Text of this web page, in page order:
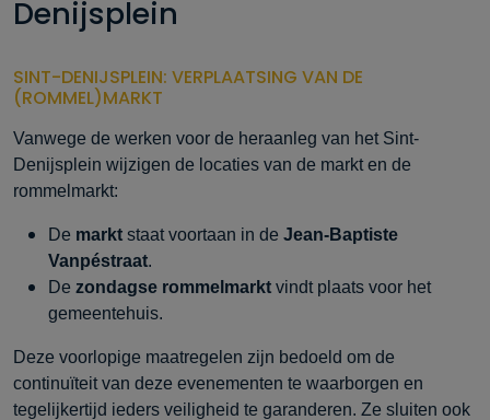
Denijsplein
SINT-DENIJSPLEIN: VERPLAATSING VAN DE
(ROMMEL)MARKT
Vanwege de werken voor de heraanleg van het Sint-
Denijsplein wijzigen de locaties van de markt en de
rommelmarkt:
De markt staat voortaan in de Jean-Baptiste
Vanpéstraat.
De zondagse rommelmarkt vindt plaats voor het
gemeentehuis.
Deze voorlopige maatregelen zijn bedoeld om de
continuïteit van deze evenementen te waarborgen en
tegelijkertijd ieders veiligheid te garanderen. Ze sluiten ook